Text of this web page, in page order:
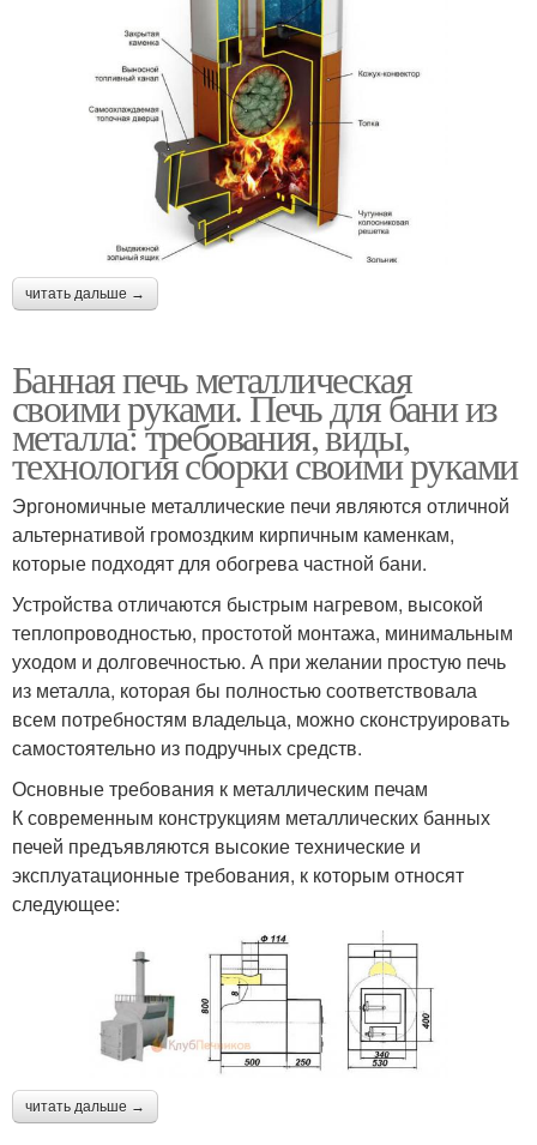
читать дальше →
Банная печь металлическая
своими руками. Печь для бани из
металла: требования, виды,
технология сборки своими руками
Эргономичные металлические печи являются отличной
альтернативой громоздким кирпичным каменкам,
которые подходят для обогрева частной бани.
Устройства отличаются быстрым нагревом, высокой
теплопроводностью, простотой монтажа, минимальным
уходом и долговечностью. А при желании простую печь
из металла, которая бы полностью соответствовала
всем потребностям владельца, можно сконструировать
самостоятельно из подручных средств.
Основные требования к металлическим печам
К современным конструкциям металлических банных
печей предъявляются высокие технические и
эксплуатационные требования, к которым относят
следующее:
читать дальше →